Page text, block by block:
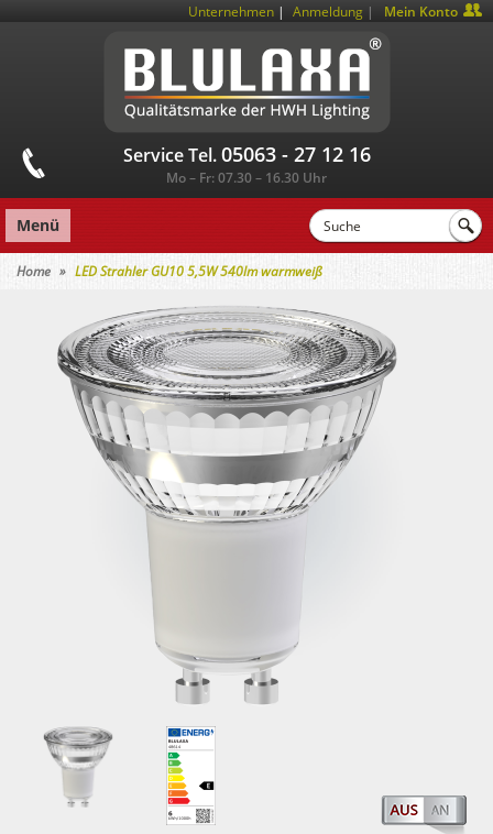
Unternehmen Anmeldung |
Mein Konto
Service Tel. 05063 - 27 12 16
Mo – Fr: 07.30 – 16.30 Uhr
Menü
Home LED Strahler GU10 5,5W 540lm warmweiß